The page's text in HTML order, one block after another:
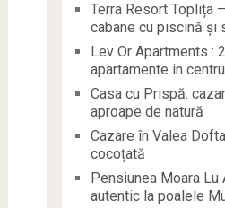
Terra Resort Toplița
cabane cu piscină și
Lev Or Apartments :
apartamente in
Casa cu Prispă:
aproape de natură
Cazare în Valea
cocoțată
Pensiunea Moara
autentic la poalele